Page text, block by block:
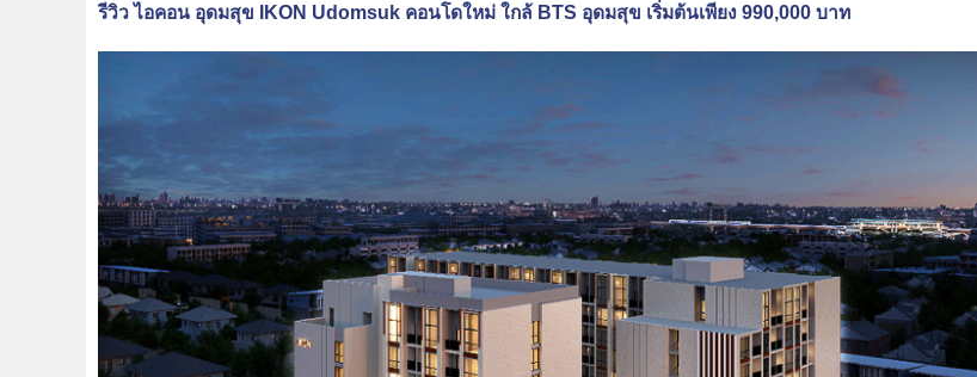
รีวิว ไอคอน อุดมสุข IKON Udomsuk คอนโดใหม่ ใกล้ BTS อุดมสุข เริ่มต้นเพียง 990,000 บาท